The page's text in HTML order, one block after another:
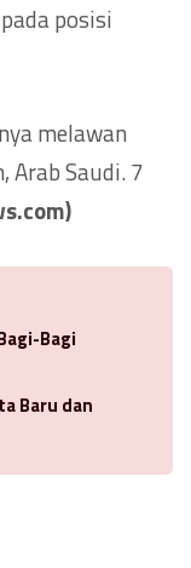
posisi
melawan
Arab Saudi. 7
Bagi
Baru dan